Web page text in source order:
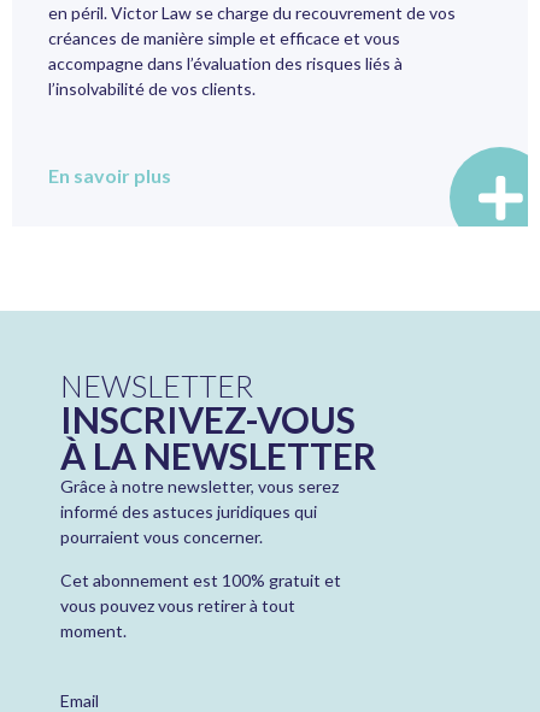
en péril. Victor Law se charge du recouvrement de vos
créances de manière simple et efficace et vous
accompagne dans l’évaluation des risques liés à
l’insolvabilité de vos clients.
En savoir plus
NEWSLETTER
INSCRIVEZ-VOUS
À LA NEWSLETTER
Grâce à notre newsletter, vous serez
informé des astuces juridiques qui
pourraient vous concerner.
Cet abonnement est 100% gratuit et
vous pouvez vous retirer à tout
moment.
Email